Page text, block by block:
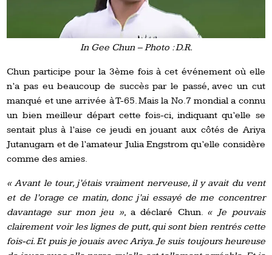
In Gee Chun – Photo : D.R.
Chun participe pour la 3ème fois à cet événement où elle
n’a pas eu beaucoup de succès par le passé, avec un cut
manqué et une arrivée à T-65. Mais la No.7 mondial a connu
un bien meilleur départ cette fois-ci, indiquant qu’elle se
sentait plus à l’aise ce jeudi en jouant aux côtés de Ariya
Jutanugarn et de l’amateur Julia Engstrom qu’elle considère
comme des amies.
« Avant le tour, j’étais vraiment nerveuse, il y avait du vent
et de l’orage ce matin, donc j’ai essayé de me concentrer
davantage sur mon jeu », a déclaré Chun. « Je pouvais
clairement voir les lignes de putt, qui sont bien rentrés cette
fois-ci. Et puis je jouais avec Ariya. Je suis toujours heureuse